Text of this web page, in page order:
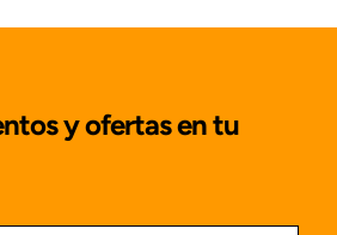
y ofertas en tu